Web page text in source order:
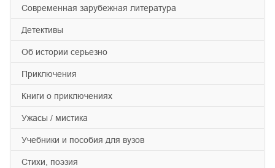
современная зарубежная литература
детективы
об истории серьезно
приключения
книги о приключениях
ужасы / мистика
учебники и пособия для вузов
cтихи, поэзия